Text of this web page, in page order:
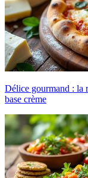
Délice gourmand : la
base crème